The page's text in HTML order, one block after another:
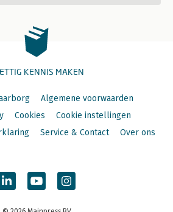
KENNIS MAKEN
Algemene voorwaarden
Cookies
Cookie instellingen
Service & Contact Over ons